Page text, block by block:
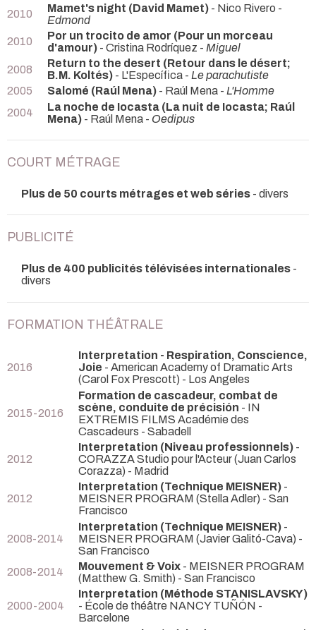
2010
Mamet's night (David Mamet) - Nico Rivero -
Edmond
2010
Por un trocito de amor (Pour un morceau
d'amour) - Cristina Rodríquez - Miguel
2008
Return to the desert (Retour dans le désert;
B.M. Koltés) - L'Específica - Le parachutiste
2005
Salomé (Raúl Mena) - Raúl Mena - L'Homme
2004
La noche de Iocasta (La nuit de Iocasta; Raúl
Mena) - Raúl Mena - Oedipus
COURT MÉTRAGE
Plus de 50 courts métrages et web séries - divers
PUBLICITÉ
Plus de 400 publicités télévisées internationales -
divers
FORMATION THÉÂTRALE
2016
Interpretation - Respiration, Conscience,
Joie - American Academy of Dramatic Arts
(Carol Fox Prescott) - Los Angeles
2015-2016
Formation de cascadeur, combat de
scène, conduite de précisión - IN
EXTREMIS FILMS Académie des
Cascadeurs - Sabadell
2012
Interpretation (Niveau professionnels) -
CORAZZA Studio pour l'Acteur (Juan Carlos
Corazza) - Madrid
2012
Interpretation (Technique MEISNER) -
MEISNER PROGRAM (Stella Adler) - San
Francisco
2008-2014
Interpretation (Technique MEISNER) -
MEISNER PROGRAM (Javier Galitó-Cava) -
San Francisco
2008-2014
Mouvement & Voix - MEISNER PROGRAM
(Matthew G. Smith) - San Francisco
2000-2004
Interpretation (Méthode STANISLAVSKY)
- École de théâtre NANCY TUÑÓN -
Barcelone